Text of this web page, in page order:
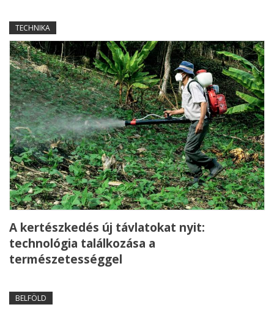
TECHNIKA
A kertészkedés új távlatokat nyit:
technológia találkozása a
természetességgel
BELFÖLD